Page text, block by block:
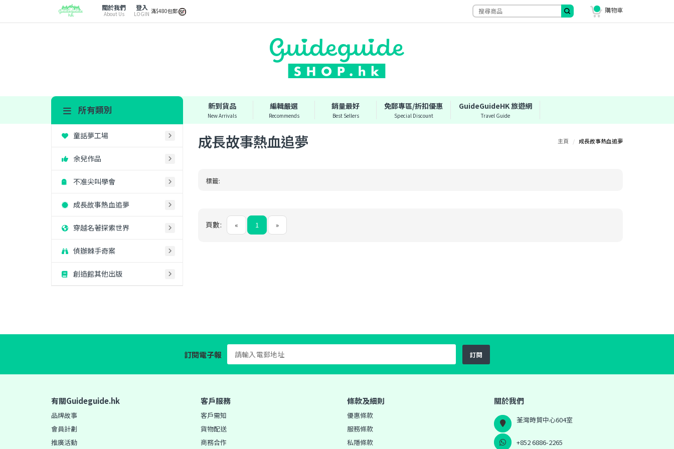
關於我們
About Us
登入
LOGIN 滿$480包郵 購物車
所有類別
童話夢工場
余兒作品
不准尖叫學會
成長故事熱血追夢
穿越名著探索世界
偵辦棘手奇案
創造館其他出版
新到貨品
New Arrivals
編輯嚴選
Recommends
銷量最好
Best Sellers
免郵專區/折扣優惠
Special Discount
GuideGuideHK 旅遊網
Travel Guide
主頁 / 成長故事熱血追夢
成長故事熱血追夢
標籤:
頁數: « 1 »
按此關閉
訂閱電子報 訂閱
有關Guideguide.hk
品牌故事
會員計劃
推廣活動
客戶服務
客戶需知
貨物配送
商務合作
條款及細則
優惠條款
服務條款
私隱條款
關於我們
荃灣時貿中心604室
+852 6886-2265